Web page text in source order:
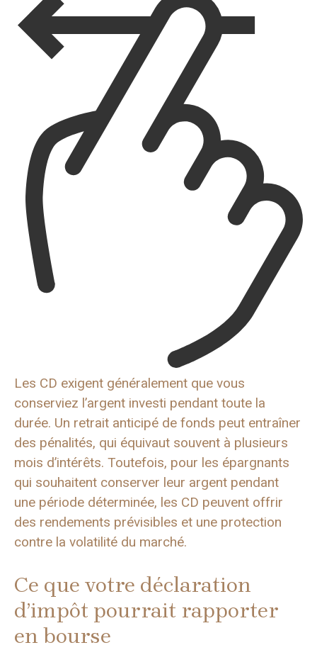
Les CD exigent généralement que vous
conserviez l’argent investi pendant toute la
durée. Un retrait anticipé de fonds peut entraîner
des pénalités, qui équivaut souvent à plusieurs
mois d’intérêts. Toutefois, pour les épargnants
qui souhaitent conserver leur argent pendant
une période déterminée, les CD peuvent offrir
des rendements prévisibles et une protection
contre la volatilité du marché.
Ce que votre déclaration
d’impôt pourrait rapporter
en bourse